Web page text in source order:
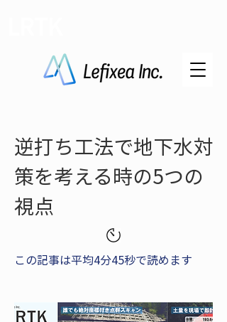
逆打ち工法で地下水対
策を考える時の5つの
視点
この記事は平均4分45秒で読めます